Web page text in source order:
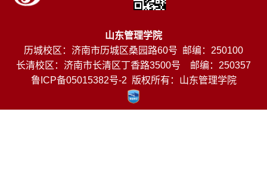
山东管理学院
历城校区：济南市历城区桑园路60号 邮编：250100
长清校区：济南市长清区丁香路3500号 邮编：250357
鲁ICP备05015382号-2版权所有：山东管理学院